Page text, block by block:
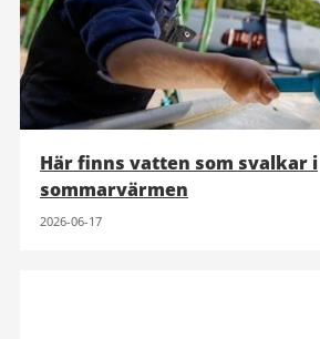
Här finns vatten som svalkar i
sommarvärmen
2026-06-17